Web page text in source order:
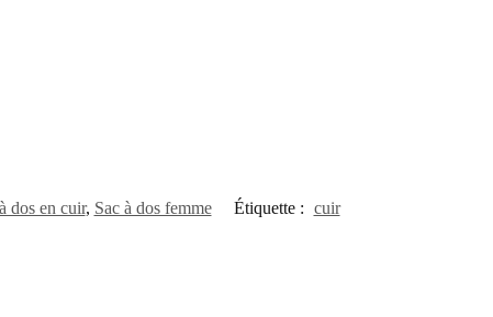
dos en cuir, Sac à dos femme Étiquette : cuir